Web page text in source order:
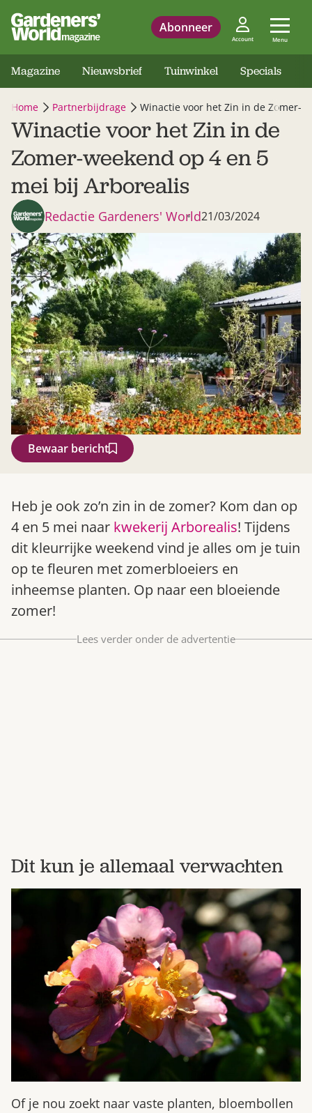
Abonneer
Account Menu
Bestel nu
Magazine Nieuwsbrief Tuinwinkel Specials
Home Partnerbijdrage Winactie voor het Zin in de Zomer-
Winactie voor het Zin in de
Zomer-weekend op 4 en 5
mei bij Arborealis
Redactie Gardeners' World21/03/2024
Bewaar bericht
Heb je ook zo’n zin in de zomer? Kom dan op
4 en 5 mei naar kwekerij Arborealis! Tijdens
dit kleurrijke weekend vind je alles om je tuin
op te fleuren met zomerbloeiers en
inheemse planten. Op naar een bloeiende
zomer!
Lees verder onder de advertentie
Dit kun je allemaal verwachten
Of je nou zoekt naar vaste planten, bloembollen